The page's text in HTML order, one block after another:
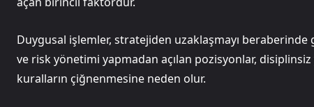
Duygusal işlemler, stratejiden uzaklaşmayı
ve risk yönetimi yapmadan açılan pozisyonlar,
kuralların çiğnenmesine neden olur.